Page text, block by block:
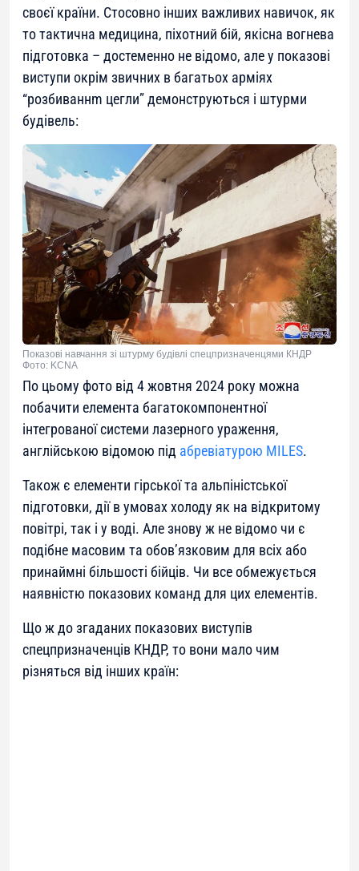
своєї країни. Стосовно інших важливих навичок, як
то тактична медицина, піхотний бій, якісна вогнева
підготовка – достеменно не відомо, але у показові
виступи окрім звичних в багатьох арміях
“розбиваннm цегли” демонструються і штурми
будівель:
Показові навчання зі штурму будівлі спецпризначенцями КНДР
Фото: KCNA
По цьому фото від 4 жовтня 2024 року можна
побачити елемента багатокомпонентної
інтегрованої системи лазерного ураження,
англійською відомою під абревіатурою MILES.
Також є елементи гірської та альпіністської
підготовки, дії в умовах холоду як на відкритому
повітрі, так і у воді. Але знову ж не відомо чи є
подібне масовим та обов’язковим для всіх або
принаймні більшості бійців. Чи все обмежується
наявністю показових команд для цих елементів.
Що ж до згаданих показових виступів
спецпризначенців КНДР, то вони мало чим
різняться від інших країн: